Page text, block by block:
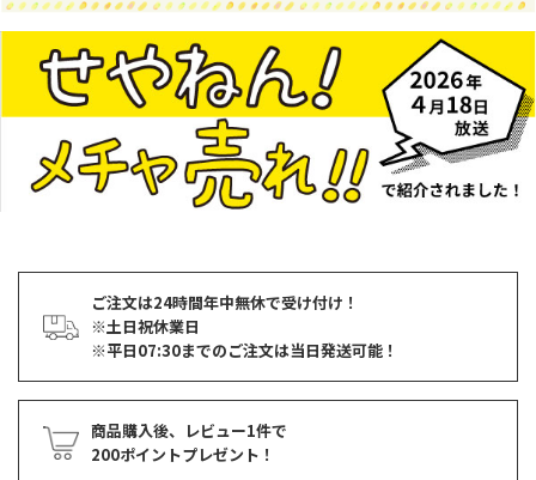
ご注文は24時間年中無休で受け付け！
※土日祝休業日
※平日07:30までのご注文は当日発送可能！
商品購入後、レビュー1件で
200ポイントプレゼント！